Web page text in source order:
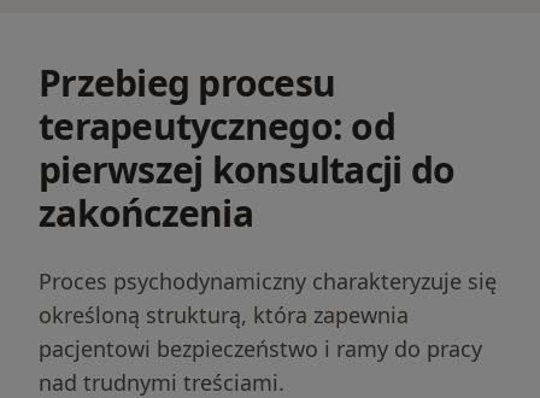
Przebieg procesu
terapeutycznego: od
pierwszej konsultacji do
zakończenia
Proces psychodynamiczny charakteryzuje się
określoną strukturą, która zapewnia
pacjentowi bezpieczeństwo i ramy do pracy
nad trudnymi treściami.